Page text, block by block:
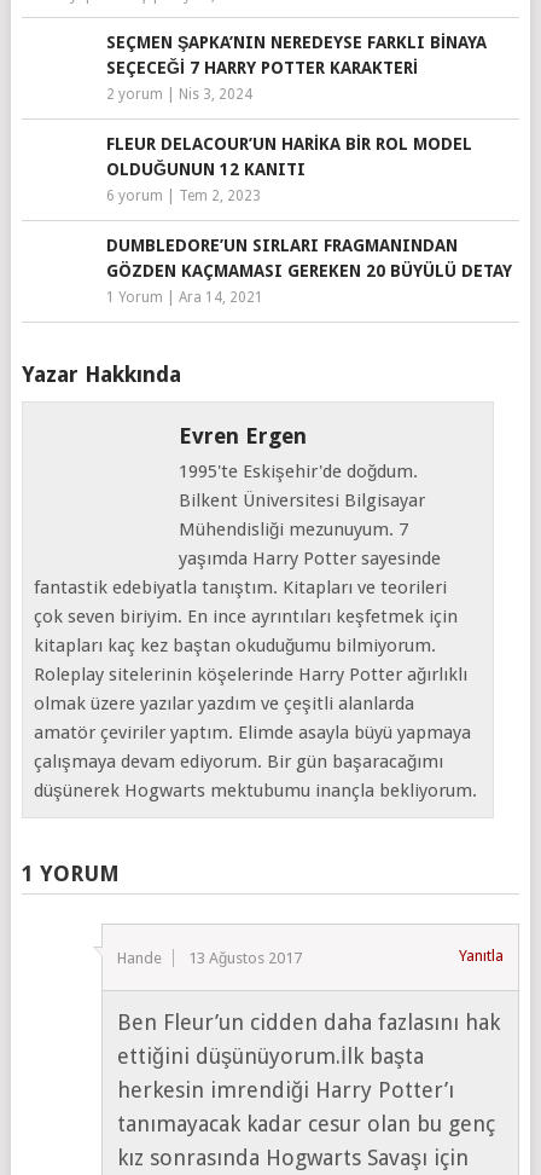
SEÇMEN ŞAPKA’NIN NEREDEYSE FARKLI BINAYA
SEÇECEĞI 7 HARRY POTTER KARAKTERI
2 yorum Nis 3, 2024
FLEUR DELACOUR’UN HARIKA BIR ROL MODEL
OLDUĞUNUN 12 KANITI
6 yorum Tem 2, 2023
DUMBLEDORE’UN SIRLARI FRAGMANINDAN
GÖZDEN KAÇMAMASI GEREKEN 20 BÜYÜLÜ DETAY
1 Yorum Ara 14, 2021
Yazar Hakkında
Evren Ergen
1995'te Eskişehir'de doğdum.
Bilkent Üniversitesi Bilgisayar
Mühendisliği mezunuyum. 7
yaşımda Harry Potter sayesinde
fantastik edebiyatla tanıştım. Kitapları ve teorileri
çok seven biriyim. En ince ayrıntıları keşfetmek için
kitapları kaç kez baştan okuduğumu bilmiyorum.
Roleplay sitelerinin köşelerinde Harry Potter ağırlıklı
olmak üzere yazılar yazdım ve çeşitli alanlarda
amatör çeviriler yaptım. Elimde asayla büyü yapmaya
çalışmaya devam ediyorum. Bir gün başaracağımı
düşünerek Hogwarts mektubumu inançla bekliyorum.
1 YORUM
Hande 13 Ağustos 2017 Yanıtla
Ben Fleur’un cidden daha fazlasını hak
ettiğini düşünüyorum.İlk başta
herkesin imrendiği Harry Potter’ı
tanımayacak kadar cesur olan bu genç
kız sonrasında Hogwarts Savaşı için